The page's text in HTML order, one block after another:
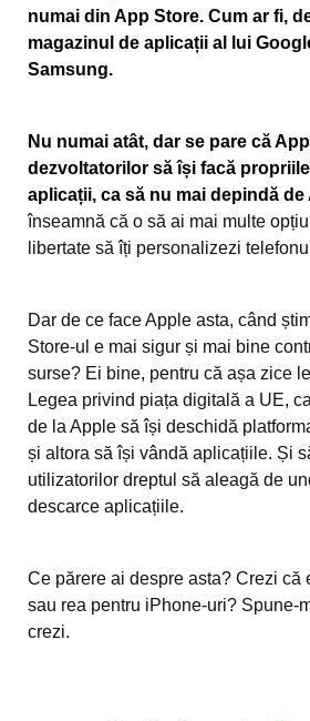
numai din App Store. Cum ar fi,
magazinul de aplicații al lui
Samsung.
Nu numai atât, dar se pare că
dezvoltatorilor să își facă
aplicații, ca să nu mai depindă de
înseamnă că o să ai mai multe
libertate să îți personalizezi
Dar de ce face Apple asta, când
Store-ul e mai sigur și mai bine
surse? Ei bine, pentru că așa zice
Legea privind piața digitală a UE,
de la Apple să își deschidă
și altora să își vândă aplicațiile. Și
utilizatorilor dreptul să aleagă de
descarce aplicațiile.
Ce părere ai despre asta? Crezi că
sau rea pentru iPhone-uri? Spune-
crezi.